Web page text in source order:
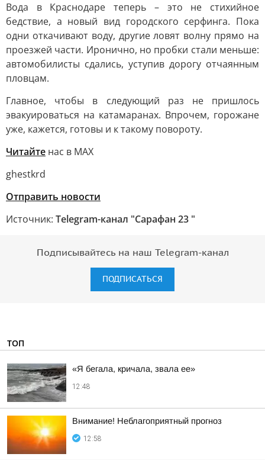
Вода в Краснодаре теперь – это не стихийное
бедствие, а новый вид городского серфинга. Пока
одни откачивают воду, другие ловят волну прямо на
проезжей части. Иронично, но пробки стали меньше:
автомобилисты сдались, уступив дорогу отчаянным
пловцам.
Главное, чтобы в следующий раз не пришлось
эвакуироваться на катамаранах. Впрочем, горожане
уже, кажется, готовы и к такому повороту.
Читайте нас в МАХ
ghestkrd
Отправить новости
Источник: Telegram-канал "Сарафан 23 "
Подписывайтесь на наш Telegram-канал
ПОДПИСАТЬСЯ
ТОП
«Я бегала, кричала, звала ее»
12:48
Внимание! Неблагоприятный прогноз
12:58